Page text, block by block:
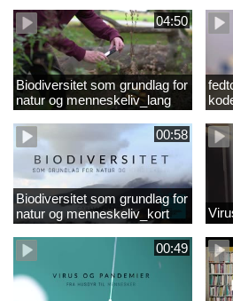
04:50
Biodiversitet som grundlag for
natur og menneskeliv_lang
version
00:58
Biodiversitet som grundlag for
natur og menneskeliv_kort
version
00:49